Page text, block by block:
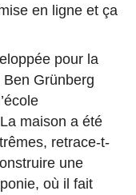
en ligne et ça
pour la
Grünberg
maison a été
retrace-t-
une
où il fait